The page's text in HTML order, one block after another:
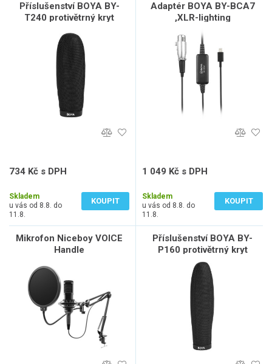
Příslušenství BOYA BY-
T240 protivětrný kryt
734 Kč s DPH
Skladem
u vás od 8.8. do
11.8.
KOUPIT
Adaptér BOYA BY-BCA7
,XLR-lighting
1 049 Kč s DPH
Skladem
u vás od 8.8. do
11.8.
KOUPIT
Mikrofon Niceboy VOICE
Handle
Příslušenství BOYA BY-
P160 protivětrný kryt
160x23mm